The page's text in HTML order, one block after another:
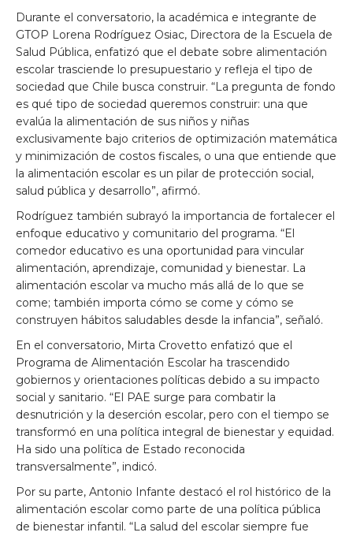
Durante el conversatorio, la académica e integrante de
GTOP Lorena Rodríguez Osiac, Directora de la Escuela de
Salud Pública, enfatizó que el debate sobre alimentación
escolar trasciende lo presupuestario y refleja el tipo de
sociedad que Chile busca construir. “La pregunta de fondo
es qué tipo de sociedad queremos construir: una que
evalúa la alimentación de sus niños y niñas
exclusivamente bajo criterios de optimización matemática
y minimización de costos fiscales, o una que entiende que
la alimentación escolar es un pilar de protección social,
salud pública y desarrollo”, afirmó.
Rodríguez también subrayó la importancia de fortalecer el
enfoque educativo y comunitario del programa. “El
comedor educativo es una oportunidad para vincular
alimentación, aprendizaje, comunidad y bienestar. La
alimentación escolar va mucho más allá de lo que se
come; también importa cómo se come y cómo se
construyen hábitos saludables desde la infancia”, señaló.
En el conversatorio, Mirta Crovetto enfatizó que el
Programa de Alimentación Escolar ha trascendido
gobiernos y orientaciones políticas debido a su impacto
social y sanitario. “El PAE surge para combatir la
desnutrición y la deserción escolar, pero con el tiempo se
transformó en una política integral de bienestar y equidad.
Ha sido una política de Estado reconocida
transversalmente”, indicó.
Por su parte, Antonio Infante destacó el rol histórico de la
alimentación escolar como parte de una política pública
de bienestar infantil. “La salud del escolar siempre fue